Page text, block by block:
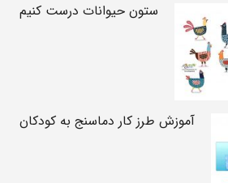
ستون حیوانات درست کنیم
آموزش طرز کار دماسنج به کودکان